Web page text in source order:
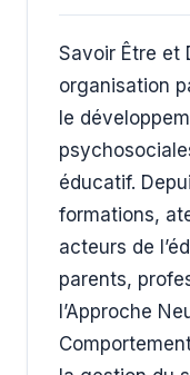
Savoir Être et
organisation
le
éducatif.
formations,
acteurs de
parents,
l’Approche